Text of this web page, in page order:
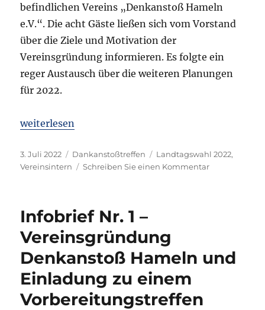
befindlichen Vereins „Denkanstoß Hameln
e.V.“. Die acht Gäste ließen sich vom Vorstand
über die Ziele und Motivation der
Vereinsgründung informieren. Es folgte ein
reger Austausch über die weiteren Planungen
für 2022.
„1. Denkanstoßtreffen 2022 in den Räumlichkeiten
weiterlesen
Veröffentlicht
am
3. Juli 2022 Kategorien
Dankanstoßtreffen Schlagwörter
Landtagswahl 2022,
Vereinsintern
Schreiben Sie einen Kommentarzu
von
radio
Infobrief Nr. 1 –
Vereinsgründung
Denkanstoß Hameln und
Einladung zu einem
Vorbereitungstreffen